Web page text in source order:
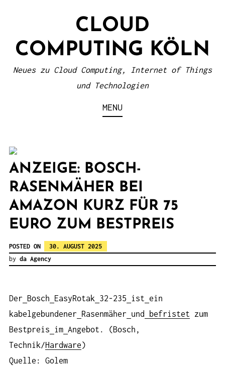
CLOUD
COMPUTING KÖLN
Neues zu Cloud Computing, Internet of Things
und Technologien
MENU
ANZEIGE: BOSCH-
RASENMÄHER BEI
AMAZON KURZ FÜR 75
EURO ZUM BESTPREIS
POSTED ON
30. AUGUST 2025
by da Agency
Der Bosch EasyRotak 32-235 ist ein
kabelgebundener
Rasenmäher und befristet zum
Bestpreis
im Angebot. (Bosch,
Technik/Hardware)
Quelle: Golem